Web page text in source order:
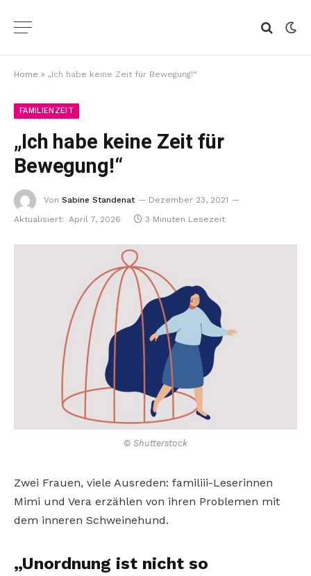
Home » „Ich habe keine Zeit für Bewegung!“
FAMILIENZEIT
„Ich habe keine Zeit für
Bewegung!“
Von Sabine Standenat
Dezember 23, 2021
Aktualisiert: April 7, 2026 3 Minuten Lesezeit
© Shutterstock
Zwei Frauen, viele Ausreden: familiii-Leserinnen
Mimi und Vera erzählen von ihren Problemen mit
dem inneren Schweinehund.
„Unordnung ist nicht so